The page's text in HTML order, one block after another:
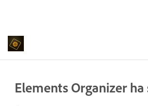
Elements Organizer